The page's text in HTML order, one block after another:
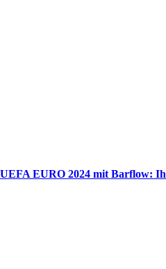
UEFA EURO 2024 mit Barflow: